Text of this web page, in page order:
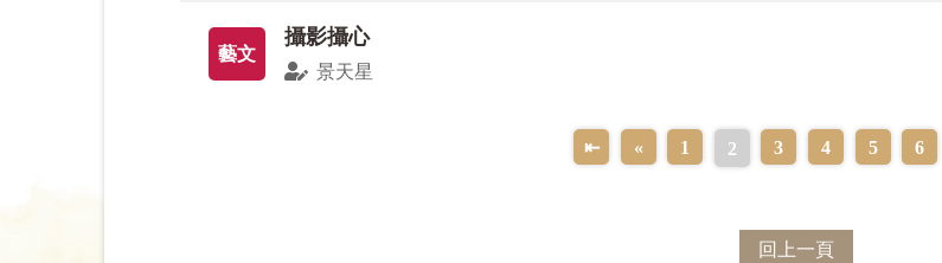
最後，我們要感謝海內外所有的學者、作家，以及默默筆耕的朋友們，還有支持或贊助本
藝文
攝影攝心
景天星
⇤ « 1 2 3 4 5 6
回上一頁